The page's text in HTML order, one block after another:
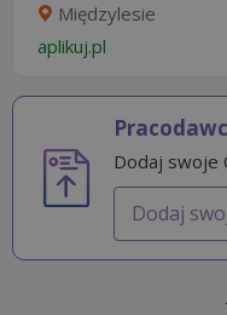
Międzylesie
aplikuj.pl
Dodaj swoje
Dodaj